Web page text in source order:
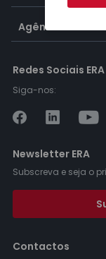
Agências ERA
Redes Sociais ERA
Siga-nos:
Newsletter ERA
Subscreva e seja o
Contactos